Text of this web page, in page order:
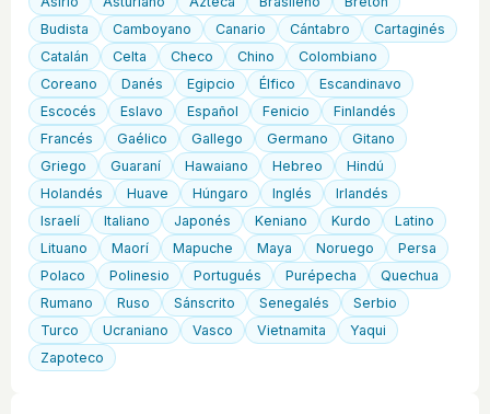
Budista
Camboyano Canario Cántabro
Cartaginés
Catalán
Celta Checo Chino
Colombiano
Coreano
Danés Egipcio Élfico
Escandinavo
Escocés
Eslavo Español Fenicio
Finlandés
Francés
Gaélico Gallego Germano
Gitano
Griego
Guaraní Hawaiano Hebreo
Hindú
Holandés
Huave Húngaro Inglés
Irlandés
Israelí
Italiano Japonés Keniano Kurdo
Latino
Lituano
Maorí Mapuche Maya Noruego
Persa
Polaco
Polinesio Portugués Purépecha
Quechua
Rumano
Ruso Sánscrito Senegalés
Serbio
Turco
Ucraniano Vasco Vietnamita
Yaqui
Zapoteco